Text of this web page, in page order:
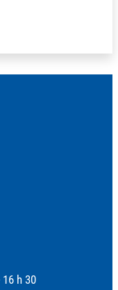
16 h 30